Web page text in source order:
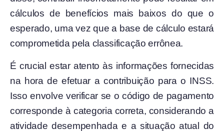
cálculos de benefícios mais baixos do que o
esperado, uma vez que a base de cálculo estará
comprometida pela classificação errônea.
É crucial estar atento às informações fornecidas
na hora de efetuar a contribuição para o INSS.
Isso envolve verificar se o código de pagamento
corresponde à categoria correta, considerando a
atividade desempenhada e a situação atual do